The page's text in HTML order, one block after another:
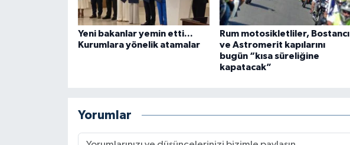
Yeni bakanlar yemin etti...
Kurumlara yönelik atamalar
Rum motosikletliler, Bostancı
ve Astromerit kapılarını
bugün “kısa süreliğine
kapatacak”
Yorumlar